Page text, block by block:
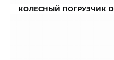
КОЛЕСНЫЙ ПОГРУЗЧИК